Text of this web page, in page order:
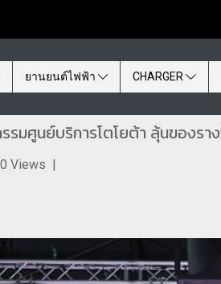
ยานยนต์ไฟฟ้า CHARGER
รมศูนย์บริการโตโยต้า ลุ้นของรา
Views |